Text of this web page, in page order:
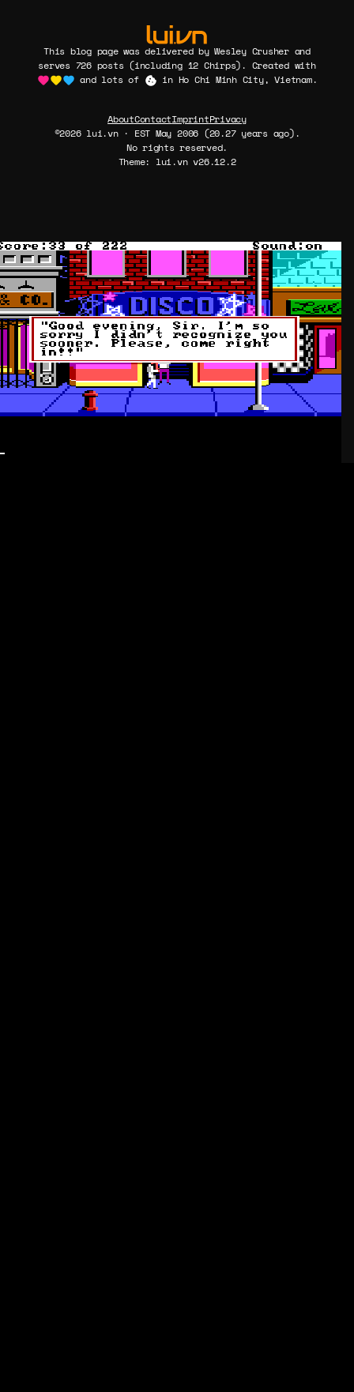
This blog page was delivered by Wesley Crusher and
serves 726 posts (including 12 Chirps). Created with
and lots of
in Ho Chi Minh City, Vietnam.
AboutContactImprintPrivacy
©2026 lui.vn · EST May 2006 (20.27 years ago).
No rights reserved.
Theme: lui.vn v26.12.2